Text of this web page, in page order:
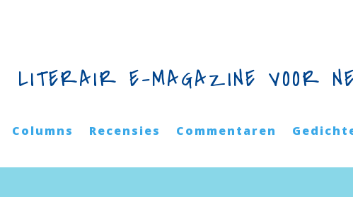
LITERAIR E-MAGAZINE VOOR
Columns Recensies Commentaren